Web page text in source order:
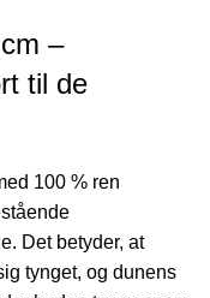
–
til de
100 % ren
Det betyder, at
tynget, og dunens